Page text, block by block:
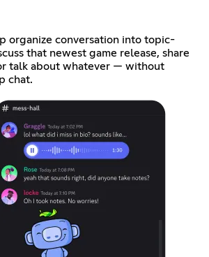
organize conversation into topic-
that newest game release, share
talk about whatever — without
chat.